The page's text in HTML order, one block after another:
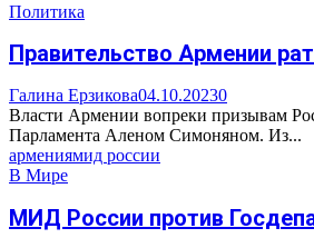
Политика
Правительство Армении
Галина Ерзикова04.10.20230
Власти Армении вопреки призывам
Парламента Аленом Симоняном. Из...
армениямид россии
В Мире
МИД России против